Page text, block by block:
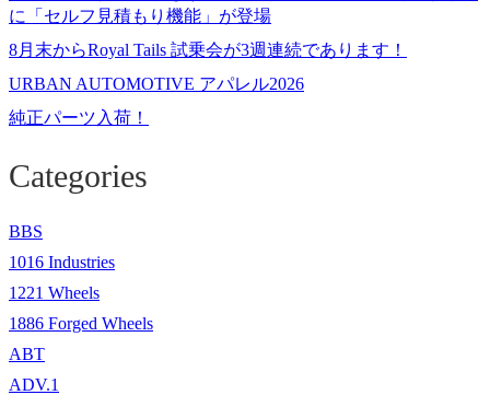
に「セルフ見積もり機能」が登場
8月末からRoyal Tails 試乗会が3週連続であります！
URBAN AUTOMOTIVE アパレル2026
純正パーツ入荷！
Categories
BBS
1016 Industries
1221 Wheels
1886 Forged Wheels
ABT
ADV.1